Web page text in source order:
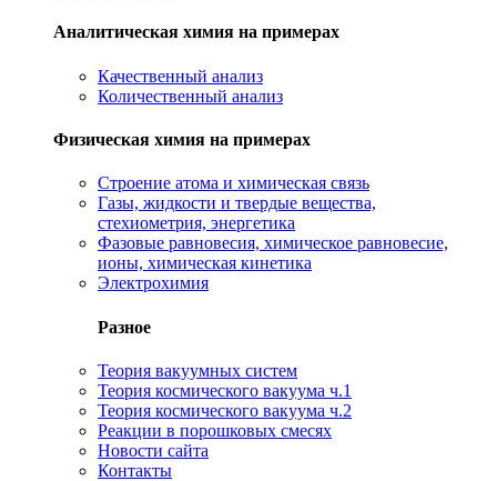
Аналитическая химия на примерах
Качественный анализ
Количественный анализ
Физическая химия на примерах
Cтроение атома и химическая связь
Газы, жидкости и твердые вещества,
стехиометрия, энергетика
Фазовые равновесия, химическое равновесие,
ионы, химическая кинетика
Электрохимия
Разное
Теория вакуумных систем
Теория космического вакуума ч.1
Теория космического вакуума ч.2
Реакции в порошковых смесях
Новости сайта
Контакты